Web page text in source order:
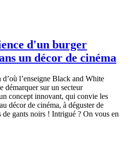
d'un burger
un décor de cinéma
l’enseigne Black and White
démarquer sur un secteur
concept innovant, qui convie les
décor de cinéma, à déguster de
gants noirs ! Intrigué ? On vous en